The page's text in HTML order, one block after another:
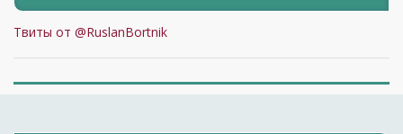
Твиты от @RuslanBortnik